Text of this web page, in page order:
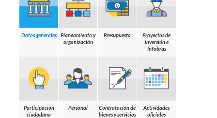
Datos generales
Planeamiento y
organización
Presupuesto
Proyectos de
inversión e
Infobras
Participación
ciudadana
Personal
Contratación de
bienes y servicios
Actividades
oficiales